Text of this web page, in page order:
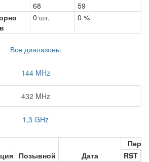
68
59
0 шт. 0 %
Все диапазоны
144 MHz
432 MHz
1,3 GHz
Позывной Дата
RST